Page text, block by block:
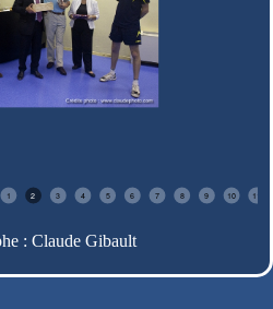
1 2 3 4 5 6 7 8 9 10 11
: Claude Gibault